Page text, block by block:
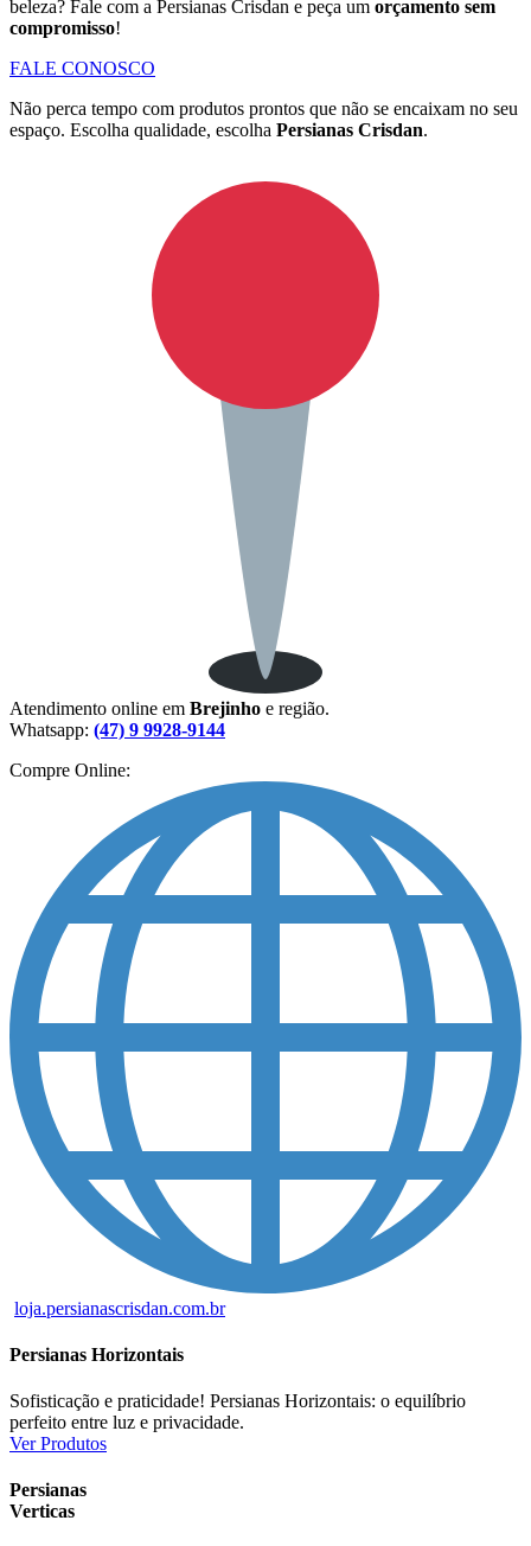
beleza? Fale com a Persianas Crisdan e peça um orçamento sem
compromisso!
FALE CONOSCO
Não perca tempo com produtos prontos que não se encaixam no seu
espaço. Escolha qualidade, escolha Persianas Crisdan.
Atendimento online em Brejinho e região.
Whatsapp: (47) 9 9928-9144
Compre Online:
loja.persianascrisdan.com.br
Persianas Horizontais
Sofisticação e praticidade! Persianas Horizontais: o equilíbrio
perfeito entre luz e privacidade.
Ver Produtos
Persianas
Verticas